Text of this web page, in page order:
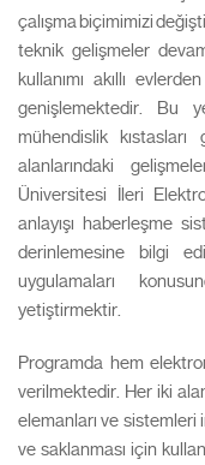
çalışma biçimimizi
teknik gelişmeler
kullanımı akıllı
genişlemektedir. Bu
mühendislik
alanlarındaki
Üniversitesi İleri
anlayışı haberleşme
derinlemesine bilgi
uygulamaları
yetiştirmektir.
Programda hem
verilmektedir. Her iki
elemanları ve sistemleri
ve saklanması için